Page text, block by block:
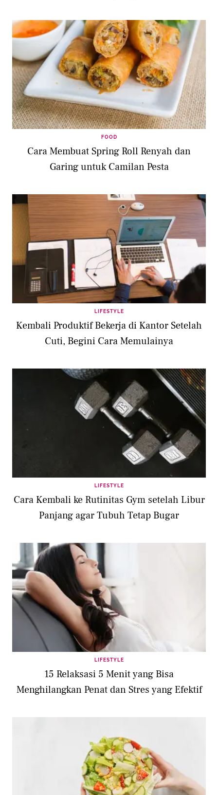
FOOD
Cara Membuat Spring Roll Renyah dan
Garing untuk Camilan Pesta
LIFESTYLE
Kembali Produktif Bekerja di Kantor Setelah
Cuti, Begini Cara Memulainya
LIFESTYLE
Cara Kembali ke Rutinitas Gym setelah Libur
Panjang agar Tubuh Tetap Bugar
LIFESTYLE
15 Relaksasi 5 Menit yang Bisa
Menghilangkan Penat dan Stres yang Efektif